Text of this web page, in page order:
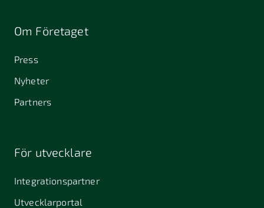
Om Företaget
Press
Nyheter
Partners
För utvecklare
Integrationspartner
Utvecklarportal